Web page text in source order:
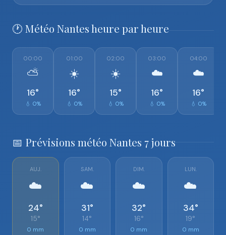
🕐 Météo Nantes heure par heure
00:00
⛅
16°
💧 0%
01:00
☀️
16°
💧 0%
02:00
☀️
15°
💧 0%
03:00
☁️
16°
💧 0%
04:00
☁️
16°
💧 0%
📅 Prévisions météo Nantes 7 jours
AUJ.
☁️
24°
15°
0 mm
SAM.
☁️
31°
14°
0 mm
DIM.
☁️
32°
16°
0 mm
LUN.
☁️
34°
19°
0 mm